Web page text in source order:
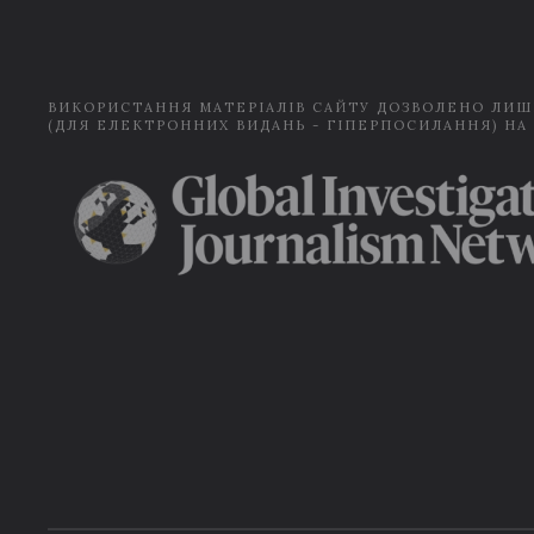
ВИКОРИСТАННЯ МАТЕРІАЛІВ САЙТУ ДОЗВОЛЕНО
(ДЛЯ ЕЛЕКТРОННИХ ВИДАНЬ - ГІПЕРПОСИЛАННЯ) НА